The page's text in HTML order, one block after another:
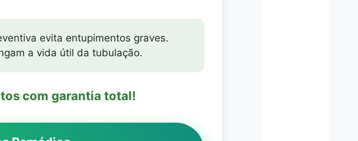
evita entupimentos graves.
a vida útil da tubulação.
com garantia total!